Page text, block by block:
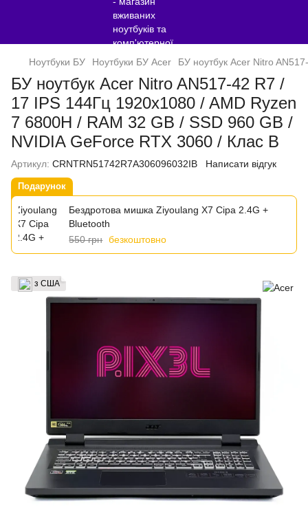
Ноутбуки БУ Ноутбуки БУ Acer БУ ноутбук Acer Nitro
БУ ноутбук Acer Nitro AN517-42 R7 /
17 IPS 144Гц 1920x1080 / AMD Ryzen
7 6800H / RAM 32 GB / SSD 960 GB /
NVIDIA GeForce RTX 3060 / Клас B
Артикул: CRNTRN51742R7A306096032IB Написати відгук
Подарунок
Бездротова мишка Ziyoulang X7 Сіра 2.4G +
Bluetooth
550 грн безкоштовно
з США